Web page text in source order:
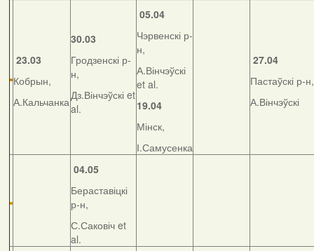
23.03
Кобрын,
А.Кальчанка
30.03
Гродзенскі р-
н,
Дз.Вінчэўскі et
al.
05.04
Чэрвенскі р-
н,
А.Вінчэўскі
et al.
19.04
Мінск,
І.Самусенка
27.04
Пастаўскі р-н,
А.Вінчэўскі
04.05
Бераставіцкі
р-н,
С.Саковіч et
al.